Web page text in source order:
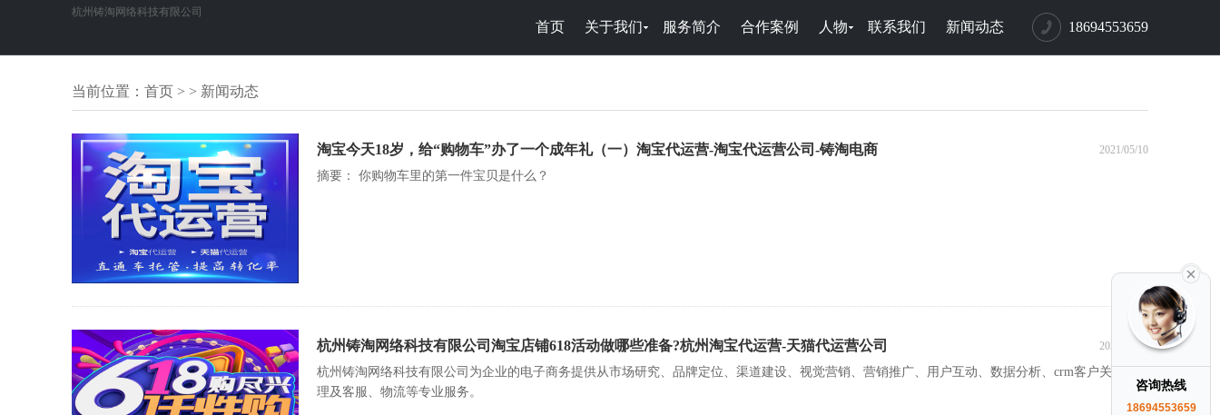
杭州铸淘网络科技有限公司
18694553659
首页 关于我们 服务简介 合作案例 人物 联系我们 新闻动态
当前位置： 首页 > > 新闻动态
淘宝今天18岁，给“购物车”办了一个成年礼（一）淘宝代运营-淘宝代运营公司-铸淘电商 2021/05/10
摘要： 你购物车里的第一件宝贝是什么？
杭州铸淘网络科技有限公司淘宝店铺618活动做哪些准备?杭州淘宝代运营-天猫代运营公司 2021/05/08
杭州铸淘网络科技有限公司为企业的电子商务提供从市场研究、品牌定位、渠道建设、视觉营销、营销推广、用户互动、数据分析、crm客户关系管
理及客服、物流等专业服务。
咨询热线
18694553659